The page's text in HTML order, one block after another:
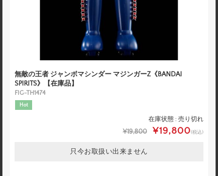
無敵の王者 ジャンボマシンダー マジンガーZ《BANDAI
SPIRITS》【在庫品】
FIG-TH1474
Hot
在庫状態 : 売り切れ
¥19,800 ¥19,800(税込)
只今お取扱い出来ません